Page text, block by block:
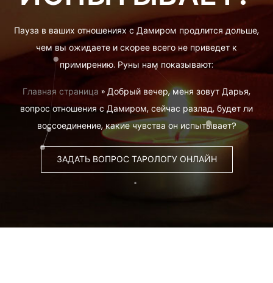
Пауза в ваших отношениях с Дамиром продлится дольше,
чем вы ожидаете и скорее всего не приведет к
примирению. Руны нам показывают:
Главная страница » Добрый вечер, меня зовут Дарья,
вопрос отношения с Дамиром, сейчас разлад, будет ли
воссоединение, какие чувства он испытывает?
ЗАДАТЬ ВОПРОС ТАРОЛОГУ ОНЛАЙН